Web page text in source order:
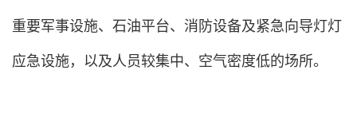
重要军事设施、石油平台、消防设备及紧急向导灯灯
应急设施，以及人员较集中、空气密度低的场所。